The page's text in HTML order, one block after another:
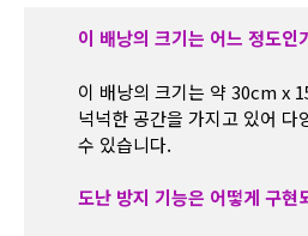
이 배낭의 크기는 어느 정도인
이 배낭의 크기는 약 30cm x
넉넉한 공간을 가지고 있어 다
수 있습니다.
도난 방지 기능은 어떻게 구현